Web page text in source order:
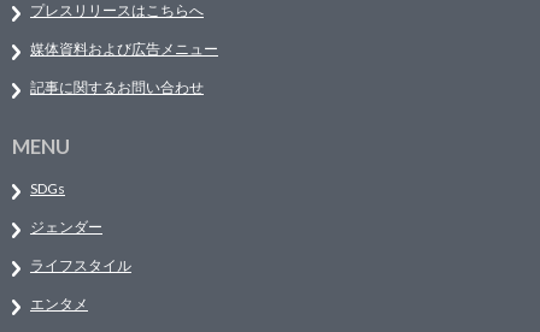
プレスリリースはこちらへ
媒体資料および広告メニュー
記事に関するお問い合わせ
MENU
SDGs
ジェンダー
ライフスタイル
エンタメ